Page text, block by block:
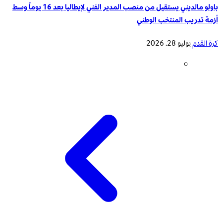
باولو مالديني يستقيل من منصب المدير الفني لإيطاليا بعد 16 يوماً وسط
أزمة تدريب المنتخب الوطني
كرة القدميوليو 28, 2026